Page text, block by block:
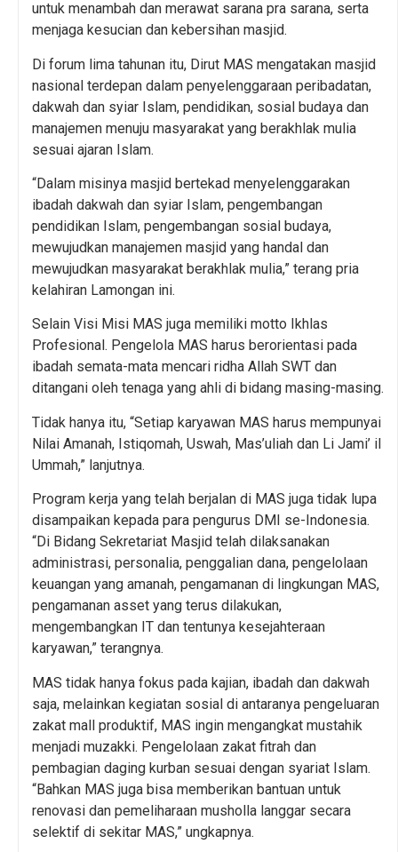
untuk menambah dan merawat sarana pra sarana, serta
menjaga kesucian dan kebersihan masjid.
Di forum lima tahunan itu, Dirut MAS mengatakan masjid
nasional terdepan dalam penyelenggaraan peribadatan,
dakwah dan syiar Islam, pendidikan, sosial budaya dan
manajemen menuju masyarakat yang berakhlak mulia
sesuai ajaran Islam.
“Dalam misinya masjid bertekad menyelenggarakan
ibadah dakwah dan syiar Islam, pengembangan
pendidikan Islam, pengembangan sosial budaya,
mewujudkan manajemen masjid yang handal dan
mewujudkan masyarakat berakhlak mulia,” terang pria
kelahiran Lamongan ini.
Selain Visi Misi MAS juga memiliki motto Ikhlas
Profesional. Pengelola MAS harus berorientasi pada
ibadah semata-mata mencari ridha Allah SWT dan
ditangani oleh tenaga yang ahli di bidang masing-masing.
Tidak hanya itu, “Setiap karyawan MAS harus mempunyai
Nilai Amanah, Istiqomah, Uswah, Mas’uliah dan Li Jami’ il
Ummah,” lanjutnya.
Program kerja yang telah berjalan di MAS juga tidak lupa
disampaikan kepada para pengurus DMI se-Indonesia.
“Di Bidang Sekretariat Masjid telah dilaksanakan
administrasi, personalia, penggalian dana, pengelolaan
keuangan yang amanah, pengamanan di lingkungan MAS,
pengamanan asset yang terus dilakukan,
mengembangkan IT dan tentunya kesejahteraan
karyawan,” terangnya.
MAS tidak hanya fokus pada kajian, ibadah dan dakwah
saja, melainkan kegiatan sosial di antaranya pengeluaran
zakat mall produktif, MAS ingin mengangkat mustahik
menjadi muzakki. Pengelolaan zakat fitrah dan
pembagian daging kurban sesuai dengan syariat Islam.
“Bahkan MAS juga bisa memberikan bantuan untuk
renovasi dan pemeliharaan musholla langgar secara
selektif di sekitar MAS,” ungkapnya.